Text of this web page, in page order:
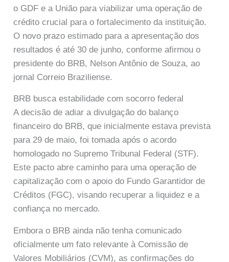
o GDF e a União para viabilizar uma operação de
crédito crucial para o fortalecimento da instituição.
O novo prazo estimado para a apresentação dos
resultados é até 30 de junho, conforme afirmou o
presidente do BRB, Nelson Antônio de Souza, ao
jornal Correio Braziliense.
BRB busca estabilidade com socorro federal
A decisão de adiar a divulgação do balanço
financeiro do BRB, que inicialmente estava prevista
para 29 de maio, foi tomada após o acordo
homologado no Supremo Tribunal Federal (STF).
Este pacto abre caminho para uma operação de
capitalização com o apoio do Fundo Garantidor de
Créditos (FGC), visando recuperar a liquidez e a
confiança no mercado.
Embora o BRB ainda não tenha comunicado
oficialmente um fato relevante à Comissão de
Valores Mobiliários (CVM), as confirmações do